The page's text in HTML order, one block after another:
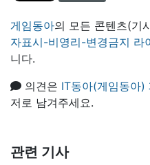
게임동아의 모든 콘텐츠(기
자표시-비영리-변경금지 라
니다.
의견은 IT동아(게임동아)
저로 남겨주세요.
관련 기사